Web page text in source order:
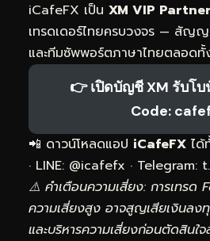
iCafeFX เป็น XM VIP
เทรดเดอร์ไทยครบวงจร — สัญ
และทีมซัพพอร์ตภาษาไทยตลอดทั้
👉 เปิดบัญชี XM รับโ
Code:
📲 ดาวน์โหลดแอป iCafeFX ได้
· LINE: @icafefx · Telegram:
⚠️ คำเตือนความเสี่ยง: การเทรด
ความเสี่ยงสูง อาจสูญเสียเงินล
และบริหารความเสี่ยงก่อนตัดสินใ